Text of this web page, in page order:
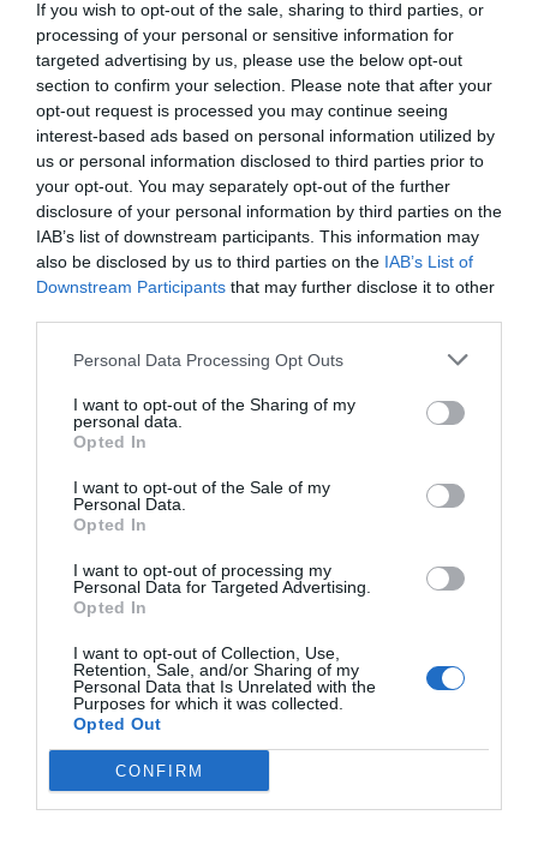
If you wish to opt-out of the sale, sharing to third parties, or
processing of your personal or sensitive information for
targeted advertising by us, please use the below opt-out
section to confirm your selection. Please note that after your
opt-out request is processed you may continue seeing
interest-based ads based on personal information utilized by
us or personal information disclosed to third parties prior to
your opt-out. You may separately opt-out of the further
disclosure of your personal information by third parties on the
IAB’s list of downstream participants. This information may
also be disclosed by us to third parties on the IAB’s List of
Downstream Participants that may further disclose it to other
Personal Data Processing Opt Outs
I want to opt-out of the Sharing of my
personal data.
Opted In
I want to opt-out of the Sale of my
Personal Data.
Opted In
I want to opt-out of processing my
Personal Data for Targeted Advertising.
Opted In
I want to opt-out of Collection, Use,
Retention, Sale, and/or Sharing of my
Personal Data that Is Unrelated with the
Purposes for which it was collected.
Opted Out
CONFIRM